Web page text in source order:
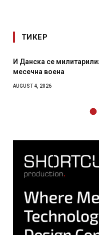
ТИКЕР
нова 11-